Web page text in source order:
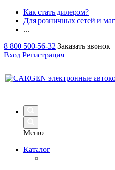
Как стать дилером?
Для розничных сетей и
...
8 800 500-56-32 Заказать звонок
Вход Регистрация
Меню
Каталог